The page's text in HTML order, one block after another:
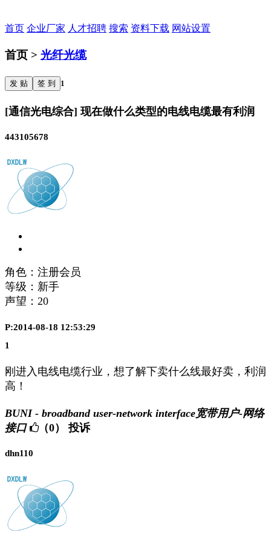
首页 企业厂家 人才招聘 搜索 资料下载 网站设置
首页 > 光纤光缆
发 贴 签 到 1
[通信光电综合] 现在做什么类型的电线电缆最有利润
443105678
角色：注册会员
等级：新手
声望： 20
P:2014-08-18 12:53:29
1
刚进入电线电缆行业，想了解下卖什么线最好卖，利润
高！
BUNI - broadband user-network interface宽带用户-网络
接口
（0） 投诉
dhn110